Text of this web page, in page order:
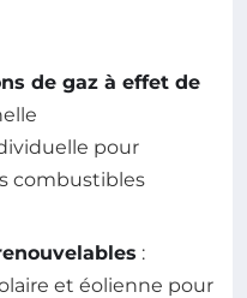
de gaz à effet de
pour
combustibles
:
et éolienne pour